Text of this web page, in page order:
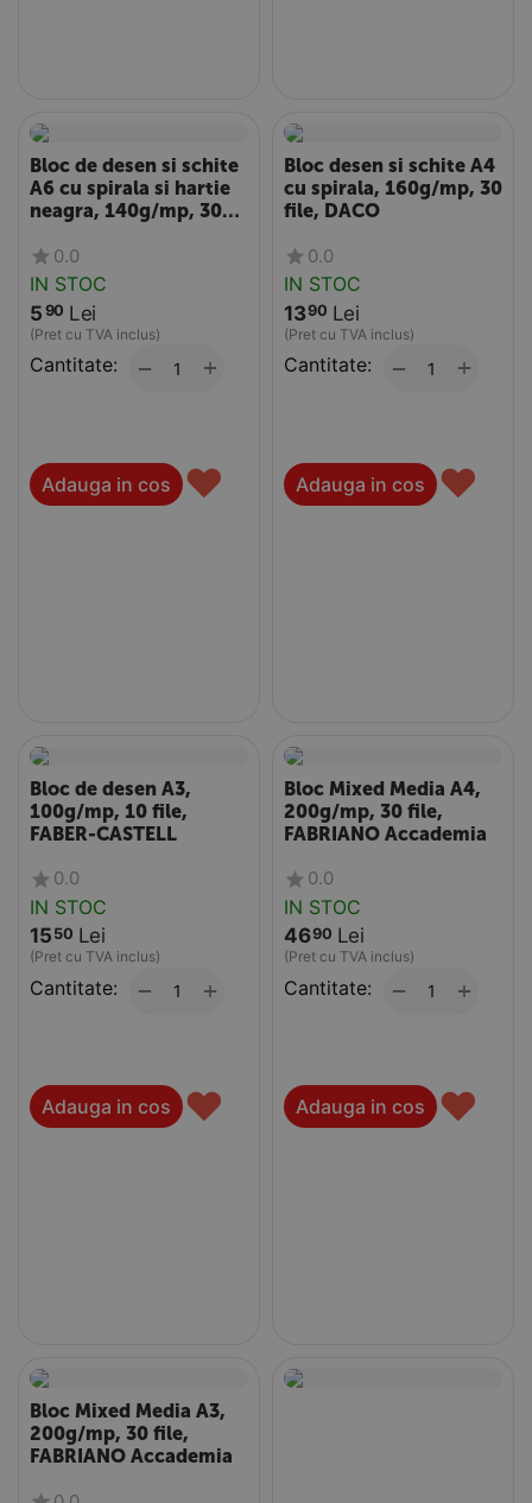
Bloc de desen si schite
A6 cu spirala si hartie
neagra, 140g/mp, 30
0.0
IN STOC
5 90 Lei
(Pret cu TVA inclus)
Cantitate: +
−
Adauga in cos ♥
Bloc desen si schite A4
cu spirala, 160g/mp, 30
file, DACO
0.0
IN STOC
1390 Lei
(Pret cu TVA inclus)
Cantitate: +
−
Adauga in cos ♥
Bloc de desen A3,
100g/mp, 10 file,
FABER-CASTELL
0.0
IN STOC
15 50 Lei
(Pret cu TVA inclus)
Cantitate: +
−
Adauga in cos ♥
Bloc Mixed Media A4,
200g/mp, 30 file,
FABRIANO Accademia
0.0
IN STOC
4690 Lei
(Pret cu TVA inclus)
Cantitate: +
−
Adauga in cos ♥
Bloc Mixed Media A3,
200g/mp, 30 file,
FABRIANO Accademia